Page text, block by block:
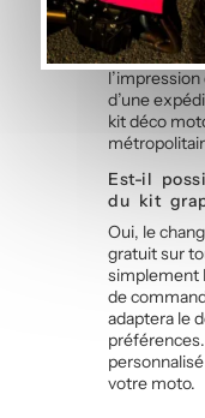
Chaque kit
commande
Comptez 5
d’une
kit déco
Est-il
du kit
Oui, le
gratuit sur
simplement
de
adaptera le
votre moto.